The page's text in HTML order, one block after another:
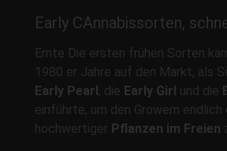
Early CAnnabissorten,
Ernte Die ersten frühen Sorten
1980 er Jahre auf den Markt, als
Early Pearl, die Early Girl und die
einführte, um den Growern endlich
hochwertiger Pflanzen im Freien